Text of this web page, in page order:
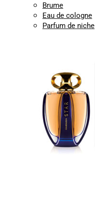
Brume
Eau de cologne
Parfum de niche